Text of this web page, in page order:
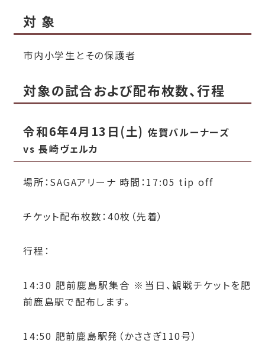
対 象
市内小学生とその保護者
対象の試合および配布枚数、行程
令和6年4月13日(土) 佐賀バルーナーズ
vs 長崎ヴェルカ
場所：SAGAアリーナ 時間：17:05 tip off
チケット配布枚数：40枚（先着）
行程：
14:30 肥前鹿島駅集合 ※当日、観戦チケットを肥
前鹿島駅で配布します。
14:50 肥前鹿島駅発（かささぎ110号）